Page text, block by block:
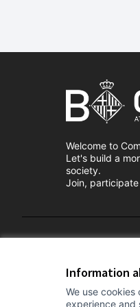
Information
We use
experience and
Welcome to
Let's build a
society.
Join,